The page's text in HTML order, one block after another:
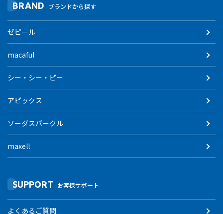
BRAND ブランドから探す
ゼピール
macaful
シー・シー・ピー
アピックス
ソーダスパークル
maxell
SUPPORT お客様サポート
よくあるご質問